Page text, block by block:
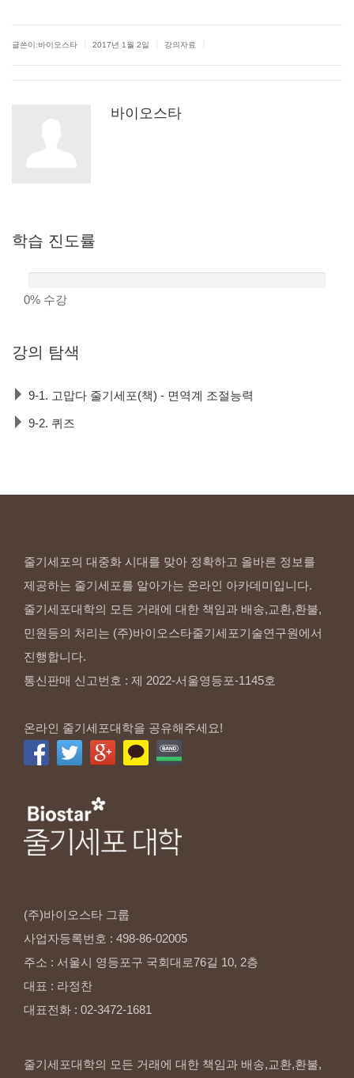
글쓴이:바이오스타 2017년 1월 2일 강의자료
바이오스타
학습 진도률
0% 수강
강의 탐색
9-1. 고맙다 줄기세포(책) - 면역계 조절능력
9-2. 퀴즈
줄기세포의 대중화 시대를 맞아 정확하고 올바른 정보를
제공하는 줄기세포를 알아가는 온라인 아카데미입니다.
줄기세포대학의 모든 거래에 대한 책임과 배송,교환,환불,
민원등의 처리는 (주)바이오스타줄기세포기술연구원에서
진행합니다.
통신판매 신고번호 : 제 2022-서울영등포-1145호
온라인 줄기세포대학을 공유해주세요!
(주)바이오스타 그룹
사업자등록번호 : 498-86-02005
주소 : 서울시 영등포구 국회대로76길 10, 2층
대표 : 라정찬
대표전화 : 02-3472-1681
줄기세포대학의 모든 거래에 대한 책임과 배송,교환,환불,